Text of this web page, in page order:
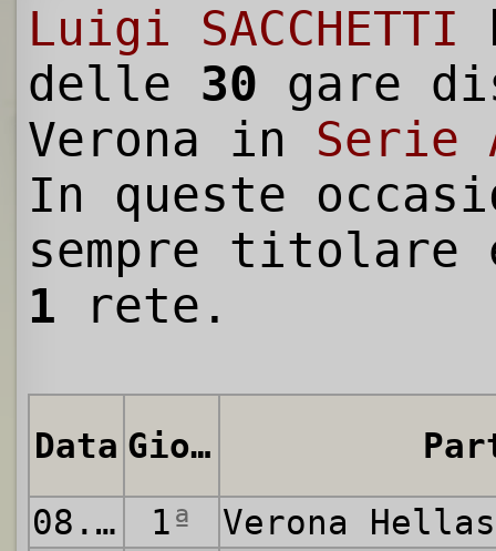
Luigi SACCHETTI
delle 30 gare
Verona in Serie
In queste
sempre titolare
1 rete.
Data Giornata
08.09.1985
1ª
Verona